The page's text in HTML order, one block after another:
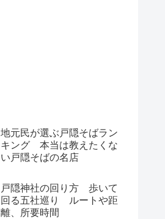
地元民が選ぶ戸隠そばラン
キング 本当は教えたくな
い戸隠そばの名店
戸隠神社の回り方 歩いて
回る五社巡り ルートや距
離、所要時間